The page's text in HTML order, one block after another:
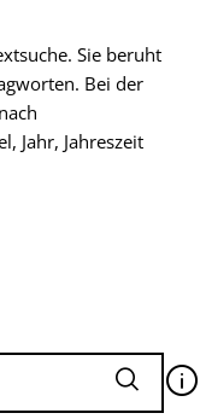
Sie beruht
Bei der
Jahr, Jahreszeit
🛈